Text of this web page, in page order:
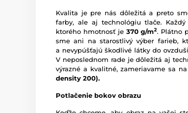
Kvalita je pre nás dôležitá a preto
farby, ale aj technológiu tlače.
ktorého hmotnosť je 370 g/m2. Plátno
sme ani na starostlivý výber farieb,
a nevypúšťajú škodlivé látky do
V neposlednom rade je dôležitá aj
výrazné a kvalitné, zameriavame sa
density 200).
Potlačenie bokov obrazu